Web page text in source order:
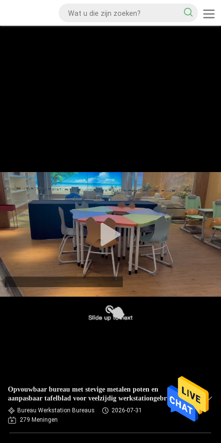
Opvouwbaar bureau met stevige metalen poten en
aanpasbaar tafelblad voor veelzijdig werkstationgebruik
Bureau Werkstation Bureaus
2026-07-31
279 Meningen